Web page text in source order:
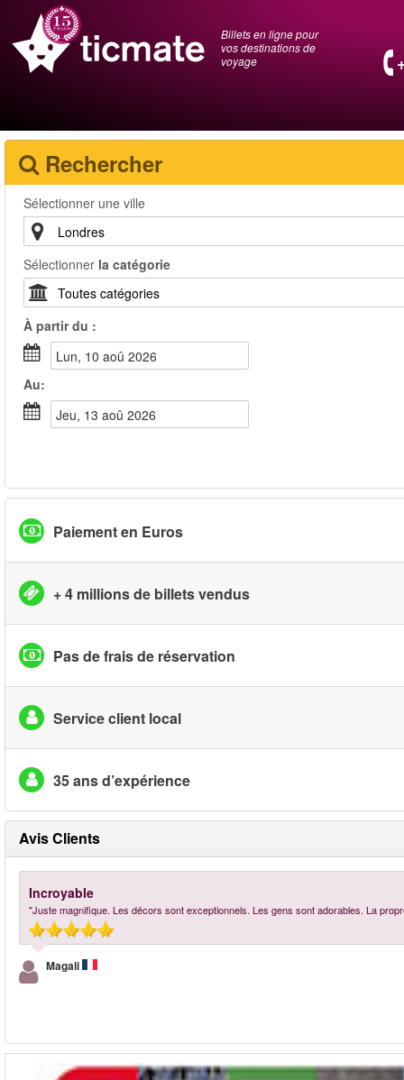
Billets en ligne pour
vos destinations de
voyage
Rechercher
Sélectionner une ville
Sélectionner la catégorie
À partir du :
lun, 10 aoû 2026
Au:
jeu, 13 aoû 2026
Paiement en Euros
+ 4 millions de billets vendus
Pas de frais de réservation
Service client local
35 ans d’expérience
Avis Clients
Incroyable
"Juste magnifique. Les décors sont exceptionnels. Les gens sont adorables. La
Magali